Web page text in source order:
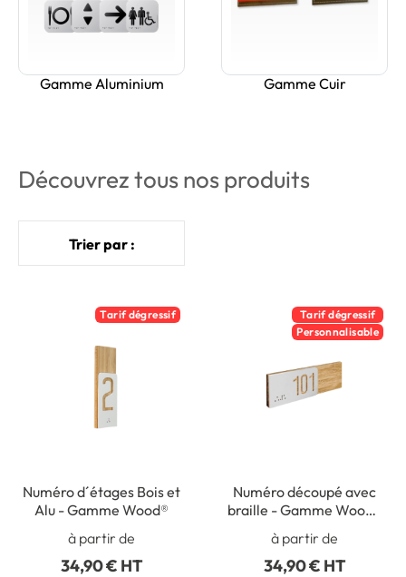
Gamme Aluminium Gamme Cuir
Découvrez tous nos produits
Trier par :
Tarif dégressif
Numéro d´étages Bois et
Alu - Gamme Wood®
à partir de
34,90 € HT
Tarif dégressif
Personnalisable
Numéro découpé avec
braille - Gamme Wood®
Dimension H 50 x L
148.5 mm Matière Alu &
Bambou
à partir de
34,90 € HT